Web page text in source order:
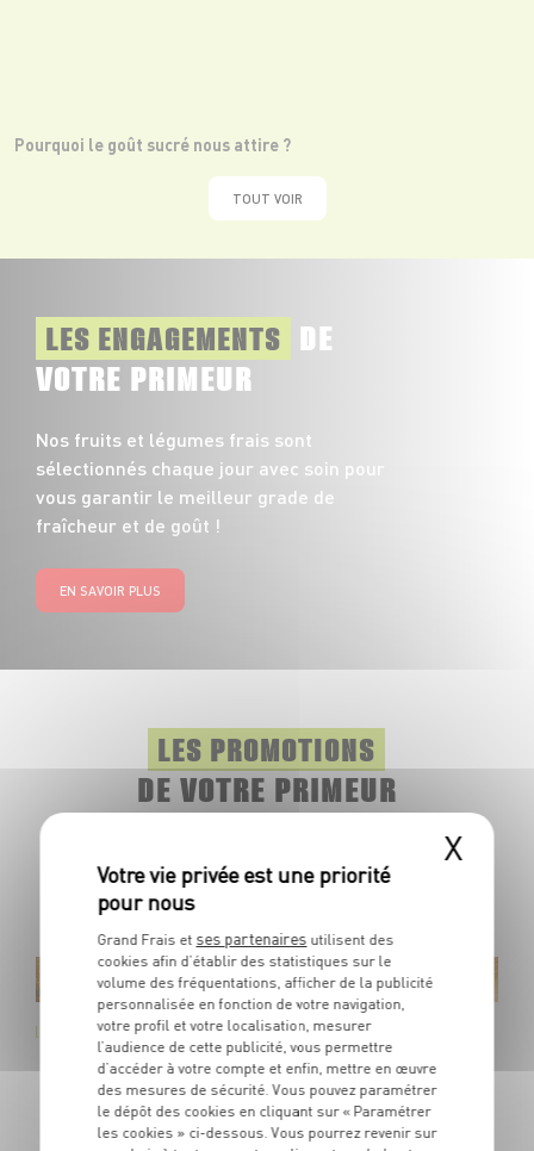
Pourquoi le goût sucré nous attire ?
TOUT VOIR
LES ENGAGEMENTS DE
VOTRE PRIMEUR
Nos fruits et légumes frais sont
sélectionnés chaque jour avec soin pour
vous garantir le meilleur grade de
fraîcheur et de goût !
EN SAVOIR PLUS
LES PROMOTIONS
DE VOTRE PRIMEUR
Il y a une saison pour les fruits et légumes, mais pas pour
les promotions.Toute l'année, retrouvez dans votre
marché des produits à prix frais.
1 / Calibre 25
X
Grand Frais et ses partenaires utilisent des
cookies afin d’établir des statistiques sur le
volume des fréquentations, afficher de la publicité
personnalisée en fonction de votre navigation,
votre profil et votre localisation, mesurer
l’audience de cette publicité, vous permettre
d’accéder à votre compte et enfin, mettre en œuvre
des mesures de sécurité. Vous pouvez paramétrer
le dépôt des cookies en cliquant sur « Paramétrer
les cookies » ci-dessous. Vous pourrez revenir sur